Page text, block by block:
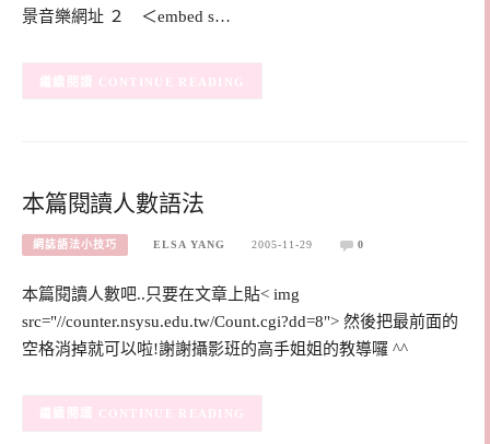
景音樂網址 ２ ＜embed s…
CONTINUE READING
本篇閱讀人數語法
網誌語法小技巧 ELSA YANG 2005-11-29 0
本篇閱讀人數吧..只要在文章上貼< img
src="//counter.nsysu.edu.tw/Count.cgi?dd=8"> 然後把最前面的
空格消掉就可以啦!謝謝攝影班的高手姐姐的教導囉 ^^
CONTINUE READING